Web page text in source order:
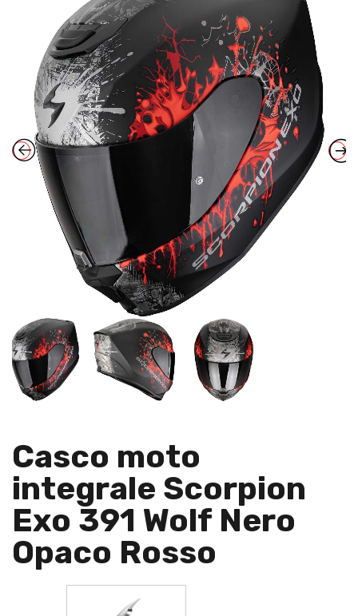
Casco moto
integrale Scorpion
Exo 391 Wolf Nero
Opaco Rosso